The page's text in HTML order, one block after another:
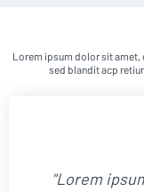
Lorem ipsum dolor sit amet,
sed blandit acp
"Lorem